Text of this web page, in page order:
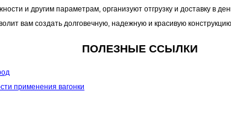
и другим параметрам, организуют отгрузку и доставку в
вам создать долговечную, надежную и красивую
ПОЛЕЗНЫЕ ССЫЛКИ
применения вагонки